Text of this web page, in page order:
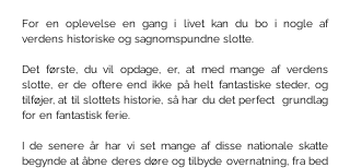
For en oplevelse en gang i livet kan du bo i nogle af
verdens historiske og sagnomspundne slotte.
Det første, du vil opdage, er, at med mange af verdens
slotte, er de oftere end ikke på helt fantastiske steder, og
tilføjer, at til slottets historie, så har du det perfect grundlag
for en fantastisk ferie.
I de senere år har vi set mange af disse nationale skatte
begynde at åbne deres døre og tilbyde overnatning, fra bed